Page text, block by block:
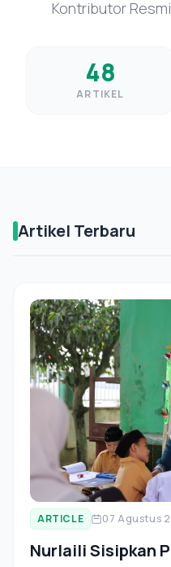
Kontributor
48
ARTIKEL
Artikel Terbaru
ARTICLE 07 Agustus
Nurlaili Sisipkan